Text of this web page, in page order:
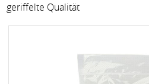
geriffelte Qualität